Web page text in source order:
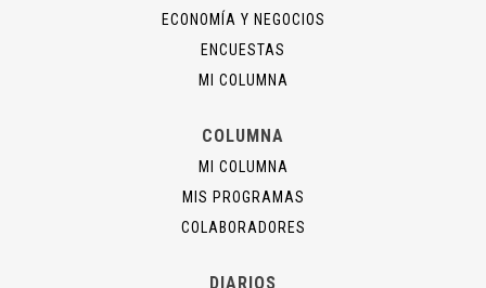
ECONOMÍA Y NEGOCIOS
ENCUESTAS
MI COLUMNA
COLUMNA
MI COLUMNA
MIS PROGRAMAS
COLABORADORES
DIARIOS